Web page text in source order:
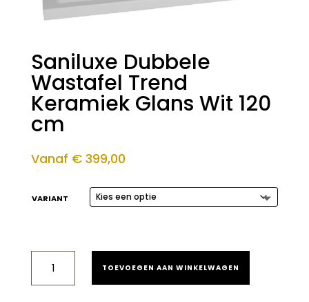
Saniluxe Dubbele
Wastafel Trend
Keramiek Glans Wit 120
cm
Vanaf €399,00
VARIANT
DUBBELE
WASTAFEL
TOEVOEGEN AAN WINKELWAGEN